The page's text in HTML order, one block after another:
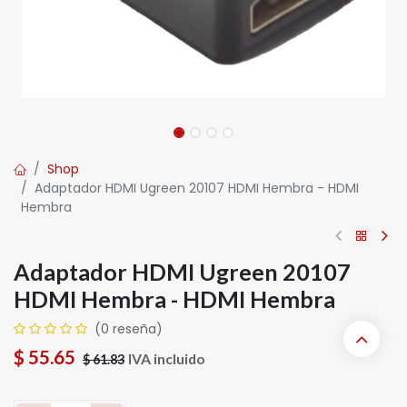
Shop
Adaptador HDMI Ugreen 20107 HDMI Hembra - HDMI
Hembra
Adaptador HDMI Ugreen 20107
HDMI Hembra - HDMI Hembra
(0 reseña)
$ 55.65 $61.83 IVA incluido